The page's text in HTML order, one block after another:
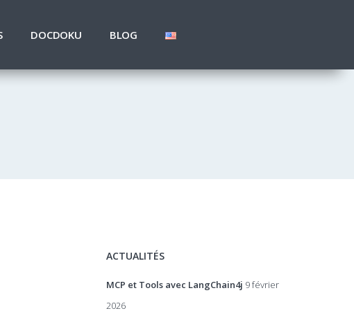
DOCDOKU BLOG
ACTUALITÉS
MCP et Tools avec LangChain4j 9 février
2026